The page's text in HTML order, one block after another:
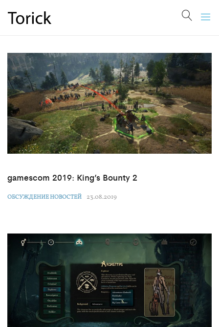
gamescom 2019: King’s Bounty 2
ОБСУЖДЕНИЕ НОВОСТЕЙ 23.08.2019